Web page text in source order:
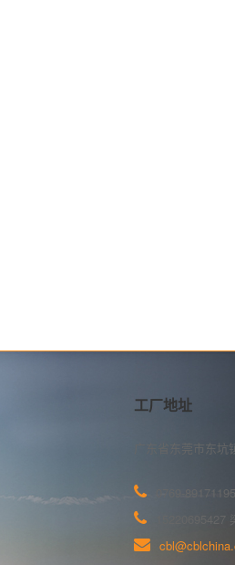
工厂地址
广东省东莞市东
0769-
15220695427